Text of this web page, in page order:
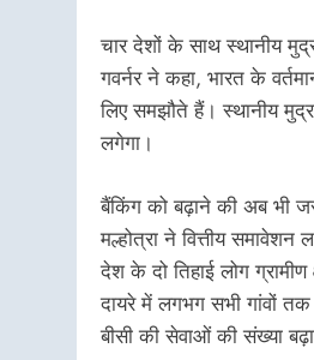
चार देशों के साथ स्थानीय
गवर्नर ने कहा, भारत के
लिए समझौते हैं। स्थानीय
लगेगा।
बैंकिंग को बढ़ाने की अब भी
मल्होत्रा ने वित्तीय
देश के दो तिहाई लोग
दायरे में लगभग सभी गांवों
बीसी की सेवाओं की संख्या